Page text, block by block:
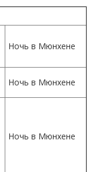
Ночь в Мюнхене
Ночь в Мюнхене
Ночь в Мюнхене